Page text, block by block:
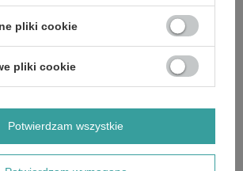
OGLĄDANE
pliki cookie
pliki cookie
Potwierdzam wszystkie